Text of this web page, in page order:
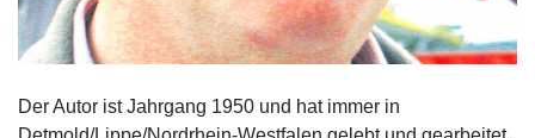
Der Autor ist Jahrgang 1950 und hat immer in